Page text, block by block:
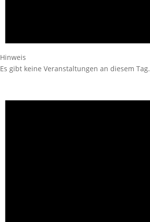
Hinweis
Es gibt keine Veranstaltungen an diesem Tag.